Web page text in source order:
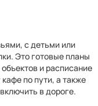
с детьми или
Это готовые планы
и расписание
по пути, а также
в дороге.